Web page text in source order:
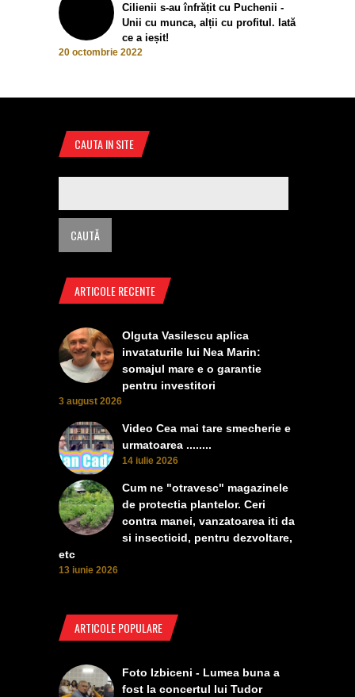
Cilienii s-au înfrățit cu Puchenii -
Unii cu munca, alții cu profitul. Iată
ce a ieșit!
20 octombrie 2022
CAUTA IN SITE
ARTICOLE RECENTE
Olguta Vasilescu aplica
invataturile lui Nea Marin:
somajul mare e o garantie
pentru investitori
3 august 2026
Video Cea mai tare smecherie e
urmatoarea ........
14 iulie 2026
Cum ne "otravesc" magazinele
de protectia plantelor. Ceri
contra manei, vanzatoarea iti da
si insecticid, pentru dezvoltare,
etc
13 iunie 2026
ARTICOLE POPULARE
Foto Izbiceni - Lumea buna a
fost la concertul lui Tudor